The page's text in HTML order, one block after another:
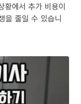
황에서 추가 비용이
을 줄일 수 있습니